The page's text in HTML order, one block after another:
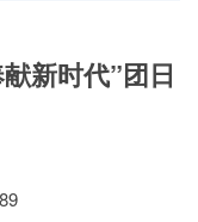
新时代”团日